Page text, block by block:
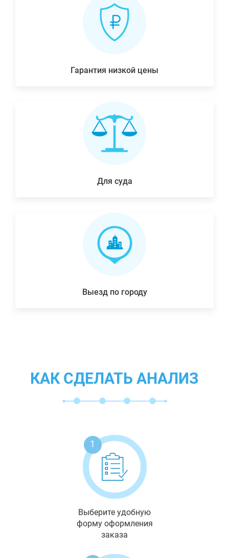
Гарантия низкой цены
Для суда
Выезд по городу
КАК СДЕЛАТЬ АНАЛИЗ
1
Выберите удобную
форму оформления
заказа